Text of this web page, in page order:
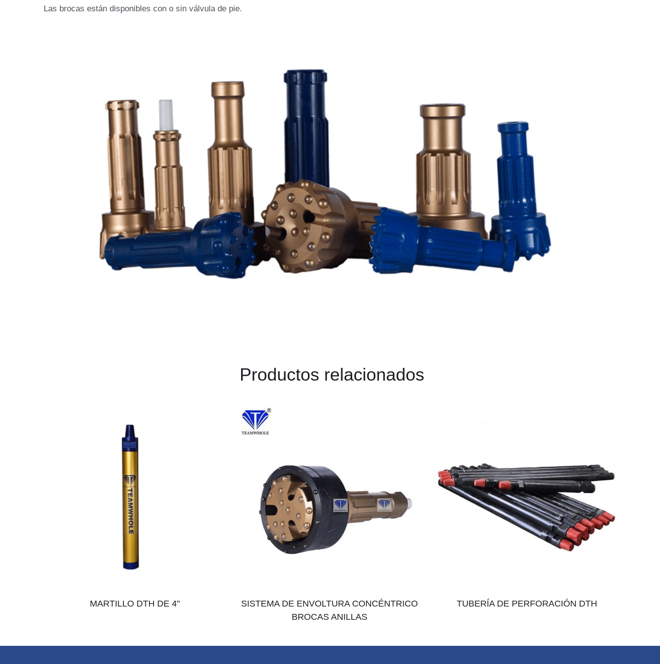
Las brocas están disponibles con o sin válvula de pie.
Productos relacionados
MARTILLO DTH DE 4"
SISTEMA DE ENVOLTURA CONCÉNTRICO
BROCAS ANILLAS
TUBERÍA DE PERFORACIÓN DTH